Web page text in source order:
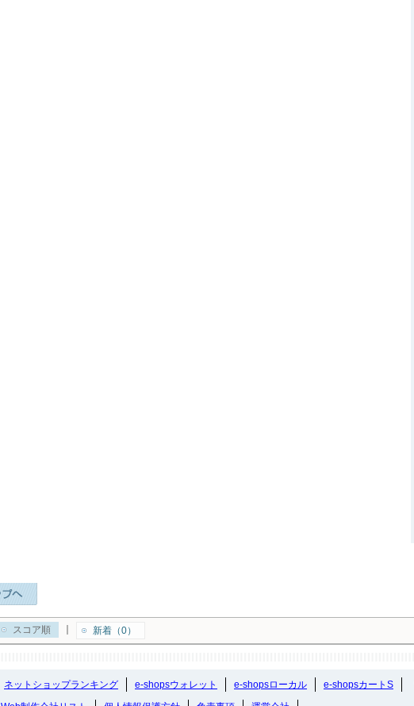
スコア順 新着（0）
ネットショップランキング e-shopsウォレット e-shopsローカル
e-shopsカートS